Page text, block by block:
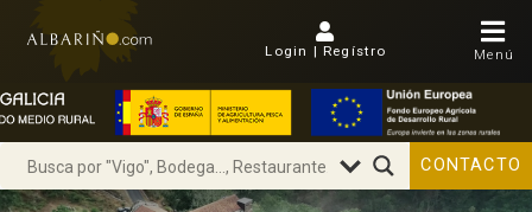
Login | Regístro Menú
CONTACTO